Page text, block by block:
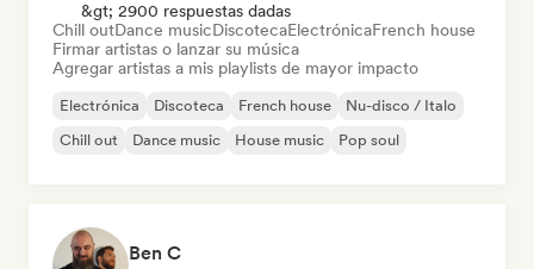
&gt; 2900 respuestas dadas
Chill outDance musicDiscotecaElectrónicaFrench house
Firmar artistas o lanzar su música
Agregar artistas a mis playlists de mayor impacto
Electrónica Discoteca French house
Nu-disco / Italo
Chill out
Dance music House music Pop soul
Ben C